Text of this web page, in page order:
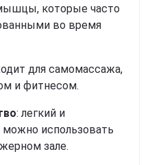
которые часто
во время
для самомассажа,
и фитнесом.
: легкий и
использовать
зале.